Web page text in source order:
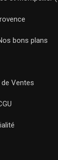
bons plans
Ventes